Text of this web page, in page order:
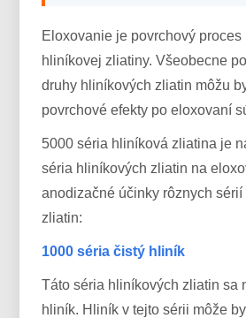
Eloxovanie je povrchový proces
hliníkovej zliatiny. Všeobecne
druhy hliníkových zliatin môžu
povrchové efekty po eloxovaní
5000 séria hliníková zliatina je
séria hliníkových zliatin na
anodizačné účinky rôznych
zliatin:
1000 séria čistý hliník
Táto séria hliníkových zliatin sa
hliník. Hliník v tejto sérii môže